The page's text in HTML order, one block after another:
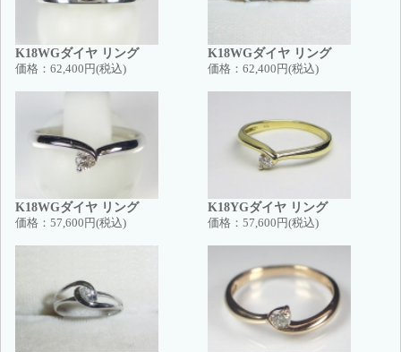
K18WGダイヤ リング
価格： 62,400円(税込)
K18WGダイヤ リング
価格： 62,400円(税込)
K18WGダイヤ リング
価格： 57,600円(税込)
K18YGダイヤ リング
価格： 57,600円(税込)